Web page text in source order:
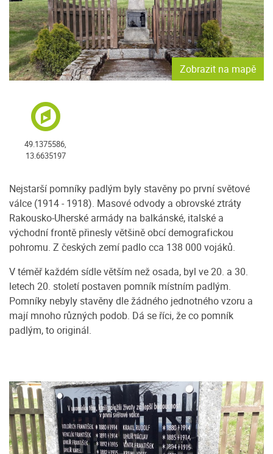
Zobrazit na mapě
49.1375586,
13.6635197
Nejstarší pomníky padlým byly stavěny po první světové
válce (1914 - 1918). Masové odvody a obrovské ztráty
Rakousko-Uherské armády na balkánské, italské a
východní frontě přinesly většině obcí demografickou
pohromu. Z českých zemí padlo cca 138 000 vojáků.
V téměř každém sídle větším než osada, byl ve 20. a 30.
letech 20. století postaven pomník místním padlým.
Pomníky nebyly stavěny dle žádného jednotného vzoru a
mají mnoho různých podob. Dá se říci, že co pomník
padlým, to originál.